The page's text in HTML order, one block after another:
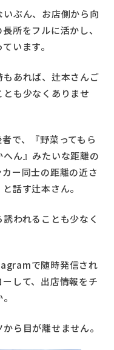
ぶん、お店側から向
所をフルに活かし、
います。
あれば、辻本さんご
も少なくありませ
で、『野菜ってもら
ん』みたいな距離の
ー同士の距離の近さ
話す辻本さん。
われることも少なく
で随時発信され
して、出店情報をチ
ら目が離せません。